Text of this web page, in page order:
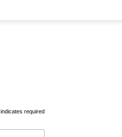
indicates required